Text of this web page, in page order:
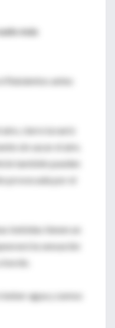
más
flatulentos antes
cierre la nariz
sin sacar el aire.
también pueden
provocada por el
bebidas tienen un
la sensación
agua y zumos